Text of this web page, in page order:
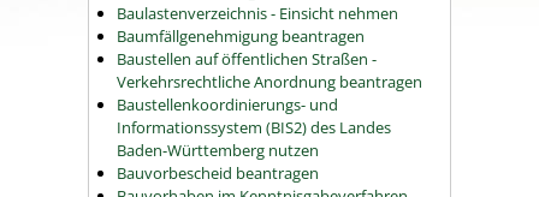
Baulastenverzeichnis - Einsicht nehmen
Baumfällgenehmigung beantragen
Baustellen auf öffentlichen Straßen -
Verkehrsrechtliche Anordnung beantragen
Baustellenkoordinierungs- und
Informationssystem (BIS2) des Landes
Baden-Württemberg nutzen
Bauvorbescheid beantragen